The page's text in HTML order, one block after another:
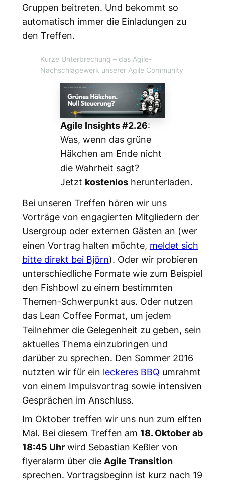
Gruppen beitreten. Und bekommt so
automatisch immer die Einladungen zu
den Treffen.
Kurze Unterbrechung – das Agile-
Nachschlagewerk unserer Agile Community
Agile Insights #2.26:
Was, wenn das grüne
Häkchen am Ende nicht
die Wahrheit sagt?
Jetzt kostenlosherunterladen.
Bei unseren Treffen hören wir uns
Vorträge von engagierten Mitgliedern der
Usergroup oder externen Gästen an (wer
einen Vortrag halten möchte, meldet sich
bitte direkt bei Björn). Oder wir probieren
unterschiedliche Formate wie zum Beispiel
den Fishbowl zu einem bestimmten
Themen-Schwerpunkt aus. Oder nutzen
das Lean Coffee Format, um jedem
Teilnehmer die Gelegenheit zu geben, sein
aktuelles Thema einzubringen und
darüber zu sprechen. Den Sommer 2016
nutzten wir für ein leckeres BBQ umrahmt
von einem Impulsvortrag sowie intensiven
Gesprächen im Anschluss.
Im Oktober treffen wir uns nun zum elften
Mal. Bei diesem Treffen am 18. Oktober ab
18:45 Uhrwird Sebastian Keßler von
flyeralarm über die Agile Transition
sprechen. Vortragsbeginn ist kurz nach 19